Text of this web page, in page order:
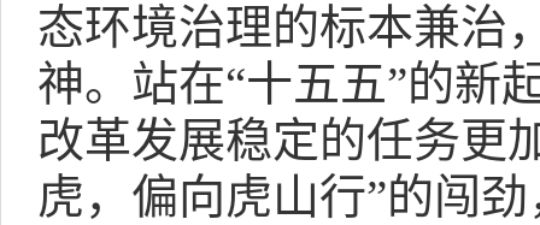
态环境治理的标本兼治
神。站在“十五五”的新
改革发展稳定的任务更
虎，偏向虎山行”的闯